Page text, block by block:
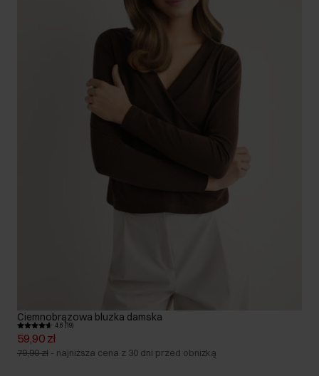
Ciemnobrązowa bluzka damska
4.6 (19)
59,90 zł
79,90 zł - najniższa cena z 30 dni przed obniżką